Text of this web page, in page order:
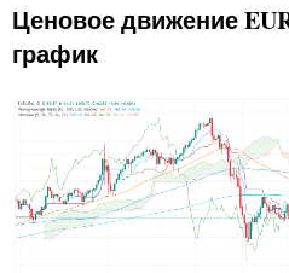
Ценовое движение
график